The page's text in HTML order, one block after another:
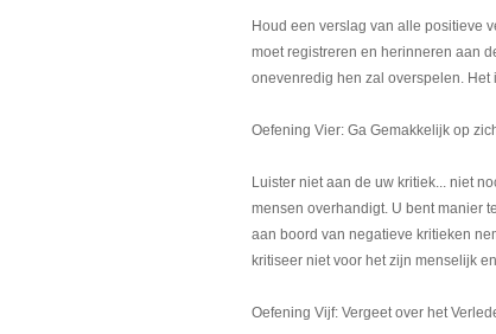
Houd een verslag van alle positieve
moet registreren en herinneren aan
onevenredig hen zal overspelen.
Oefening Vier: Ga Gemakkelijk op
Luister niet aan de uw kritiek... niet
mensen overhandigt. U bent manier
aan boord van negatieve kritieken
kritiseer niet voor het zijn menselijk
Oefening Vijf: Vergeet over het